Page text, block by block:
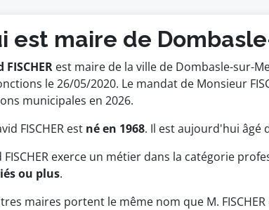
est maire de
FISCHER est maire de la ville de Dombasle-sur-
le 26/05/2020. Le mandat de Monsieur
municipales en 2026.
FISCHER est né en 1968. Il est aujourd'hui âgé
FISCHER exerce un métier dans la catégorie
ou plus.
maires portent le même nom que M. FISCHER